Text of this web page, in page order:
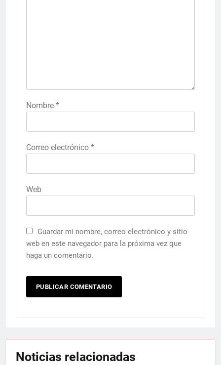
Nombre *
Correo electrónico *
Web
Guardar mi nombre, correo electrónico y sitio
web en este navegador para la próxima vez que
haga un comentario.
Noticias relacionadas